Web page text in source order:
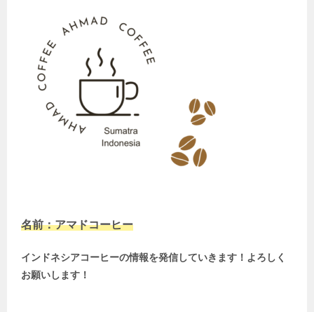
名前：アマドコーヒー
インドネシアコーヒーの情報を発信していきます！よろしく
お願いします！